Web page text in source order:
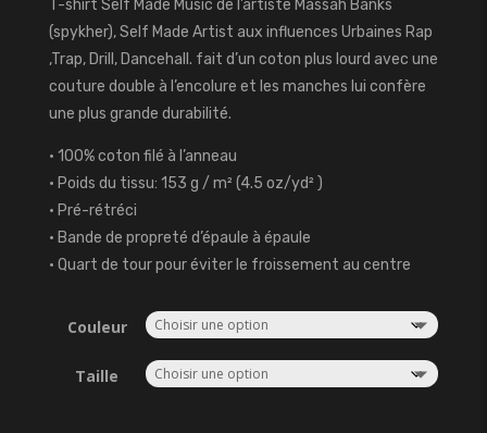
T-shirt Self Made Music de l’artiste Massah Banks
(spykher), Self Made Artist aux influences Urbaines Rap
,Trap, Drill, Dancehall. fait d’un coton plus lourd avec une
couture double à l’encolure et les manches lui confère
une plus grande durabilité.
• 100% coton filé à l’anneau
• Poids du tissu: 153 g / m² (4.5 oz/yd² )
• Pré-rétréci
• Bande de propreté d’épaule à épaule
• Quart de tour pour éviter le froissement au centre
Couleur
Taille